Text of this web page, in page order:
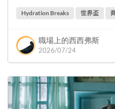
Hydration Breaks 世界盃
職場上的西西弗斯
2026/07/24